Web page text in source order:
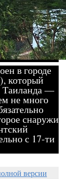
в городе
который
Таиланда —
не много
снаружи
с 17-ти
версии